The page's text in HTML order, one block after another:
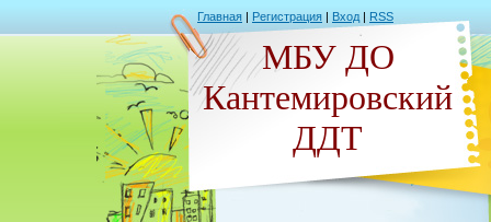
Главная | Регистрация | Вход | RSS
МБУ ДО
Кантемировский
ДДТ